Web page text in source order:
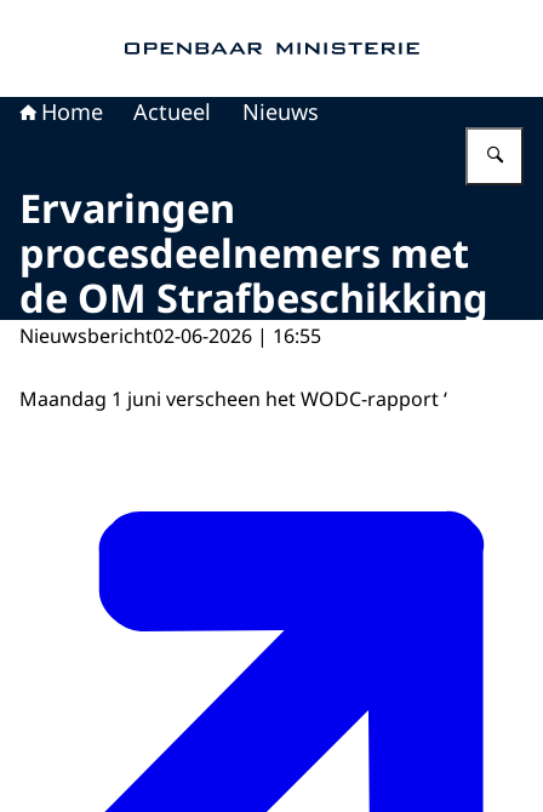
Home Actueel Nieuws
Ervaringen
procesdeelnemers met
de OM Strafbeschikking
Nieuwsbericht02-06-2026 | 16:55
Maandag 1 juni verscheen het WODC-rapport ‘